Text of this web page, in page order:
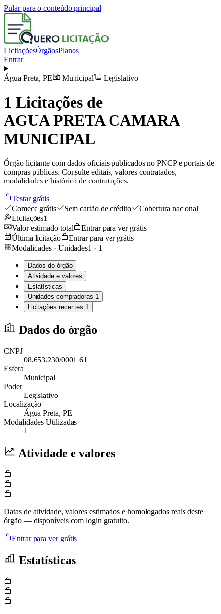
Pular para o conteúdo principal
LicitaçõesÓrgãosPlanos
Entrar
Água Preta, PE Municipal Legislativo
1 Licitações de
AGUA PRETA CAMARA
MUNICIPAL
Órgão licitante com dados oficiais publicados no PNCP e portais de
compras públicas. Consulte editais, valores contratados,
modalidades e histórico de contratações.
Testar grátis
Comece grátis
Sem cartão de crédito
Cobertura nacional
Licitações1
Valor estimado total
Entrar para ver grátis
Última licitação
Entrar para ver grátis
Modalidades · Unidades1 · 1
Dados do órgão
Atividade e valores
Estatísticas
Unidades compradoras 1
Licitações recentes 1
Dados do órgão
CNPJ
08.653.230/0001-61
Esfera
Municipal
Poder
Legislativo
Localização
Água Preta, PE
Modalidades Utilizadas
1
Atividade e valores
Datas de atividade, valores estimados e homologados reais deste
órgão — disponíveis com login gratuito.
Entrar para ver grátis
Estatísticas